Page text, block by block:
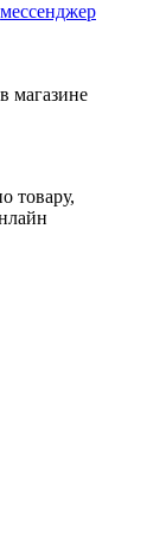
мессенджер
магазине
товару,